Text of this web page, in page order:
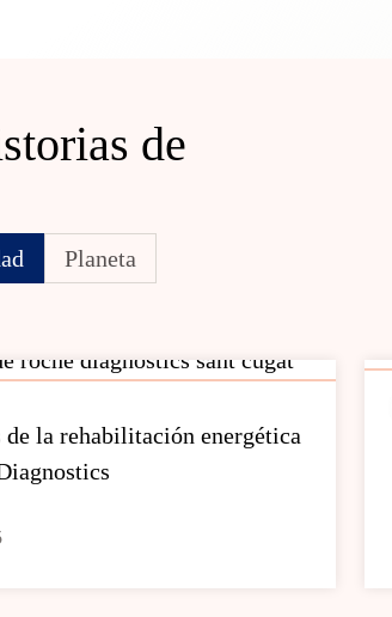
de
Planeta
de la rehabilitación energética